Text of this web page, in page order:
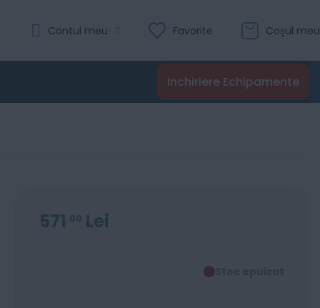
Coșul meu
Favorite
Contul meu
Inchiriere Echipamente
571 00 Lei
Stoc epuizat